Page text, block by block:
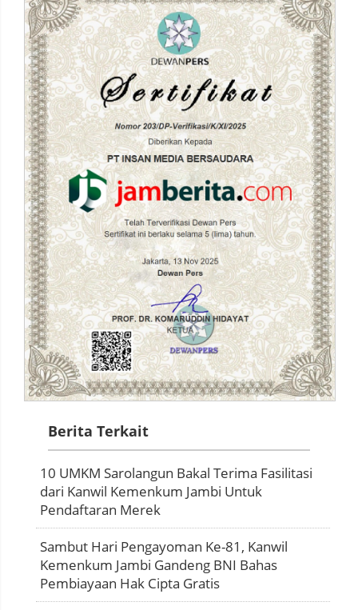
Berita Terkait
10 UMKM Sarolangun Bakal Terima Fasilitasi
dari Kanwil Kemenkum Jambi Untuk
Pendaftaran Merek
Sambut Hari Pengayoman Ke-81, Kanwil
Kemenkum Jambi Gandeng BNI Bahas
Pembiayaan Hak Cipta Gratis